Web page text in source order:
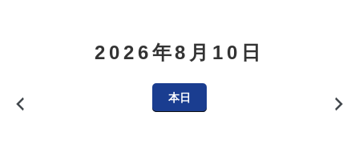
2026年8月10日
本日
次